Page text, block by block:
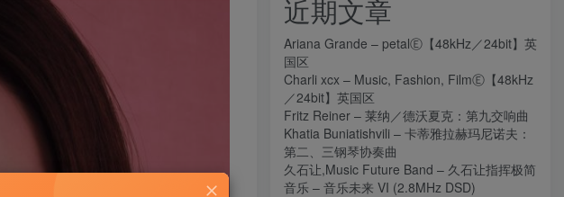
近期文章
Ariana Grande – petalⒺ【48kHz／24bit】英
国区
Charli xcx – Music, Fashion, FilmⒺ【48kHz
／24bit】英国区
Fritz Reiner – 莱纳／德沃夏克：第九交响曲
Khatia Buniatishvili – 卡蒂雅拉赫玛尼诺夫：
第二、三钢琴协奏曲
久石让,Music Future Band – 久石让指挥极简
音乐 – 音乐未来 VI (2.8MHz DSD)